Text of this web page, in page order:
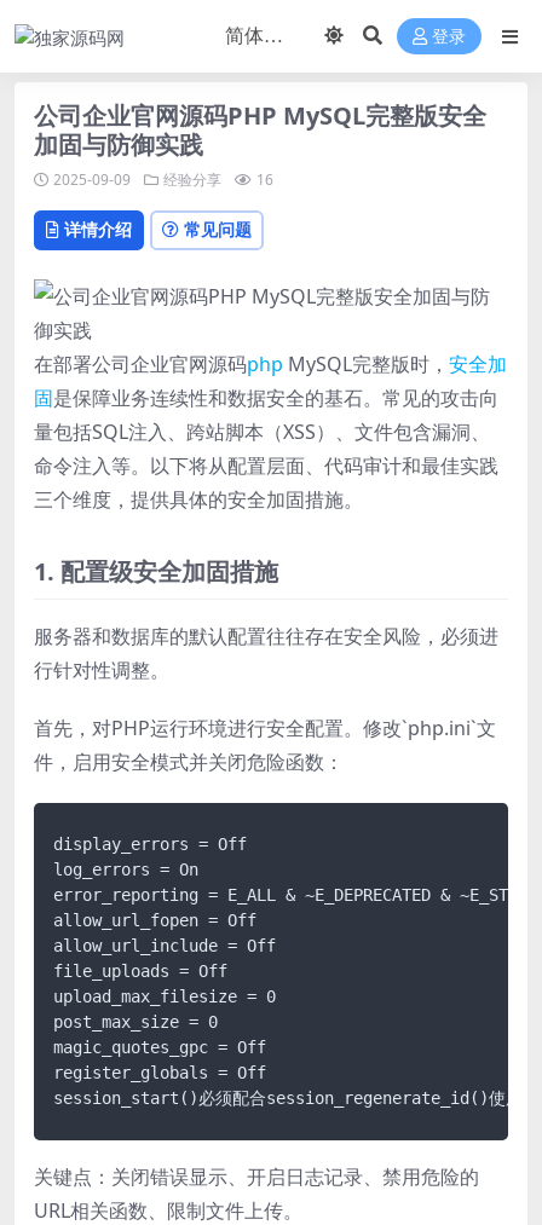
登录
公司企业官网源码PHP MySQL完整版安全
加固与防御实践
2025-09-09 经验分享 16
详情介绍 常见问题
在部署公司企业官网源码php MySQL完整版时， 安全加
固是保障业务连续性和数据安全的基石。常见的攻击向
量包括SQL注入、跨站脚本（XSS）、文件包含漏洞、
命令注入等。以下将从配置层面、代码审计和最佳实践
三个维度，提供具体的安全加固措施。
1. 配置级安全加固措施
服务器和数据库的默认配置往往存在安全风险，必须进
行针对性调整。
首先，对PHP运行环境进行安全配置。修改`php.ini`文
件，启用安全模式并关闭危险函数：
display_errors = Off
log_errors = On
error_reporting = E_ALL & ~E_DEPRECATED &
allow_url_fopen = Off
allow_url_include = Off
file_uploads = Off
upload_max_filesize = 0
post_max_size = 0
magic_quotes_gpc = Off
register_globals = Off
关键点：关闭错误显示、开启日志记录、禁用危险的
URL相关函数、限制文件上传。